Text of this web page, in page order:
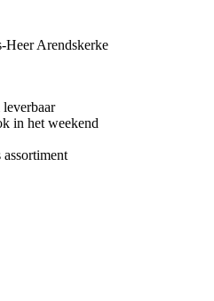
Heer Arendskerke
in het weekend